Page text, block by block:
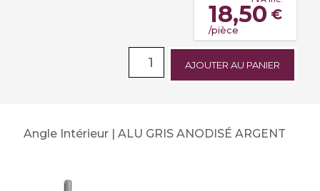
18,50 €
/pièce
AJOUTER AU PANIER
Angle Intérieur | ALU GRIS ANODISÉ ARGENT